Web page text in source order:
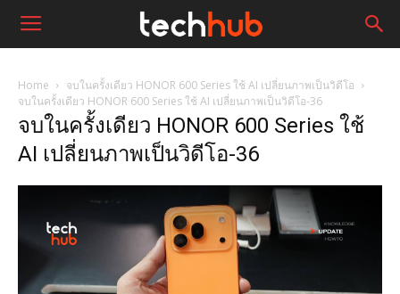
Home
จบในครั้งเดียว HONOR 600 Series ใช้ AI เปลี่ยนภาพเป็นวิดีโอ
จบในครั้งเดียว HONOR 600 Series ใช้ AI เปลี่ยนภาพเป็นวิดีโอ-36
จบในครั้งเดียว HONOR 600 Series ใช้
AI เปลี่ยนภาพเป็นวิดีโอ-36